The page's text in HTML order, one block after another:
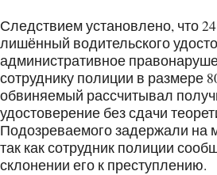
Следствием установлено, что
лишённый водительского
административное
сотруднику полиции в размере
обвиняемый рассчитывал
удостоверение без сдачи
Подозреваемого задержали на
так как сотрудник полиции
склонении его к преступлению.